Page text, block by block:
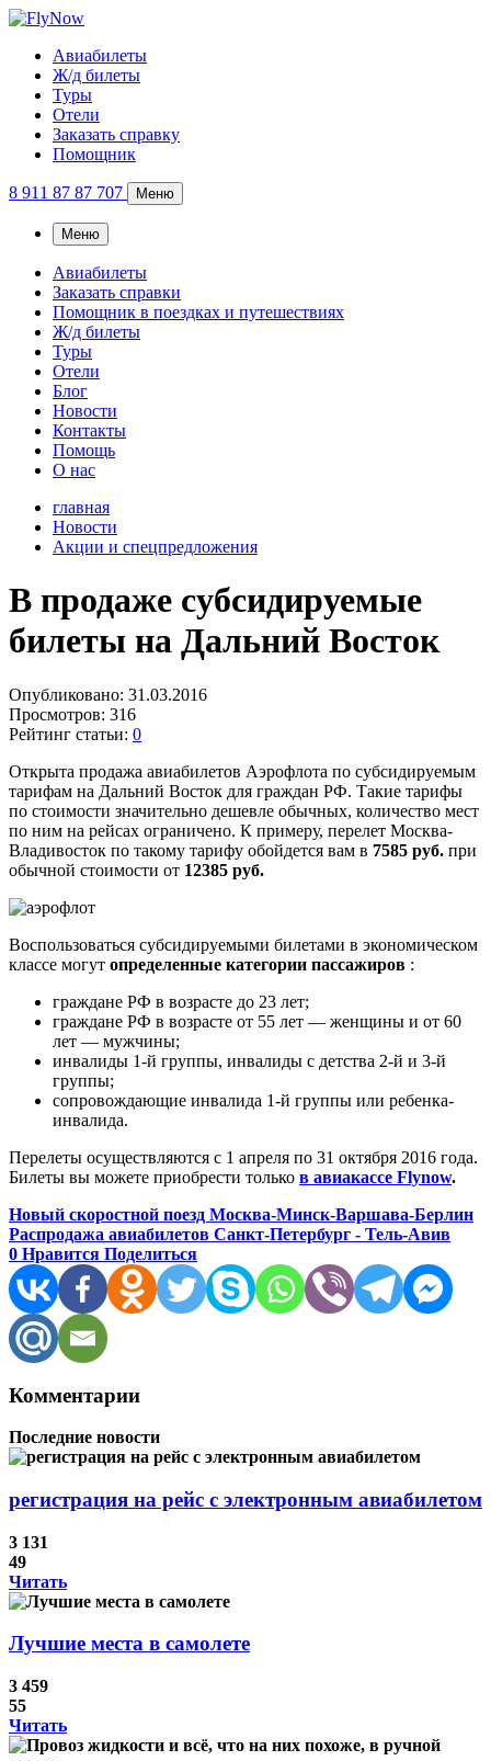
Авиабилеты
Ж/д билеты
Туры
Отели
Заказать справку
Помощник
8 911 87 87 707 Меню
Меню
Авиабилеты
Заказать справки
Помощник в поездках и путешествиях
Ж/д билеты
Туры
Отели
Блог
Новости
Контакты
Помощь
О нас
главная
Новости
Акции и спецпредложения
В продаже субсидируемые
билеты на Дальний Восток
Опубликовано: 31.03.2016
Просмотров: 316
Рейтинг статьи: 0
Открыта продажа авиабилетов Аэрофлота по субсидируемым
тарифам на Дальний Восток для граждан РФ. Такие тарифы
по стоимости значительно дешевле обычных, количество мест
по ним на рейсах ограничено. К примеру, перелет Москва-
Владивосток по такому тарифу обойдется вам в 7585 руб. при
обычной стоимости от 12385 руб.
Воспользоваться субсидируемыми билетами в экономическом
классе могут определенные категории пассажиров :
граждане РФ в возрасте до 23 лет;
граждане РФ в возрасте от 55 лет — женщины и от 60
лет — мужчины;
инвалиды 1-й группы, инвалиды с детства 2-й и 3-й
группы;
сопровождающие инвалида 1-й группы или ребенка-
инвалида.
Перелеты осуществляются с 1 апреля по 31 октября 2016 года.
Билеты вы можете приобрести только в авиакассе Flynow.
Новый скоростной поезд Москва-Минск-Варшава-Берлин
Распродажа авиабилетов Санкт-Петербург - Тель-Авив
0 Нравится Поделиться
Комментарии
Последние новости
регистрация на рейс с электронным авиабилетом
3 131
49
Читать
Лучшие места в самолете
3 459
55
Читать